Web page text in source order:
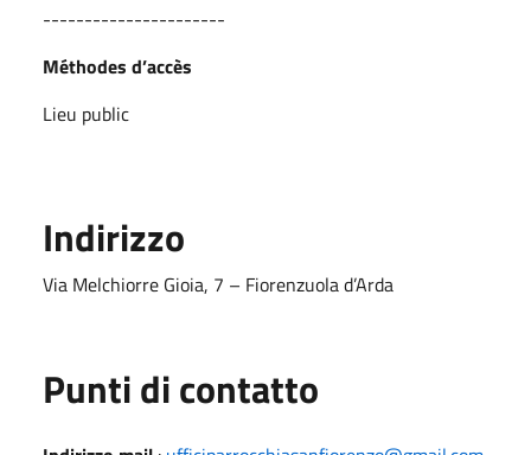
----------------------
Méthodes d’accès
Lieu public
Indirizzo
Via Melchiorre Gioia, 7 – Fiorenzuola d’Arda
Punti di contatto